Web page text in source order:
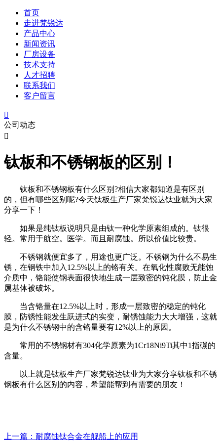
首页
走进梵锐达
产品中心
新闻资讯
厂房设备
技术支持
人才招聘
联系我们
客户留言

公司动态

钛板和不锈钢板的区别！
钛板和不锈钢板有什么区别?相信大家都知道是有区别
的，但有哪些区别呢?今天钛板生产厂家梵锐达钛业就为大家
分享一下！
如果是纯钛板说明只是由钛一种化学原素组成的。钛很
轻。常用于航空。医学。而且耐腐蚀。所以价值比较贵。
不锈钢就便宜多了，用途也更广泛。不锈钢为什么不易生
锈，在钢铁中加入12.5%以上的铬有关。在氧化性腐败无能蚀
介质中，铬能使钢表面很快地生成一层致密的钝化膜，防止金
属基体被破坏。
当含铬量在12.5%以上时，形成一层致密的稳定的钝化
膜，防锈性能发生跃进式的实变，耐锈蚀能力大大增强，这就
是为什么不锈钢中的含铬量要有12%以上的原因。
常用的不锈钢材有304化学原素为1Cr18Ni9Ti其中1指碳的
含量。
以上就是钛板生产厂家梵锐达钛业为大家分享钛板和不锈
钢板有什么区别的内容，希望能帮到有需要的朋友！
上一篇：耐腐蚀钛合金在舰船上的应用